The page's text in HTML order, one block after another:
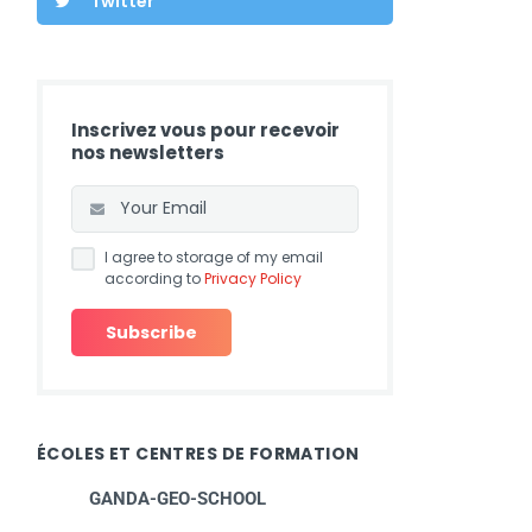
Inscrivez vous pour recevoir
nos newsletters
I agree to storage of my email
according toPrivacy Policy
ÉCOLES ET CENTRES DE FORMATION
GANDA-GEO-SCHOOL